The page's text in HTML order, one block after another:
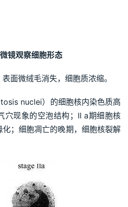
镜观察细胞形态
面微绒毛消失，细胞质浓缩。
nuclei）的细胞核内染色质高
穴现象的空泡结构；II a期细胞核
；细胞凋亡的晚期，细胞核裂解